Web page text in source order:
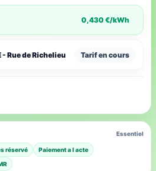
0,430 €/kWh
- Rue de Richelieu Tarif en cours
Essentiel
réservé
Paiement a l acte